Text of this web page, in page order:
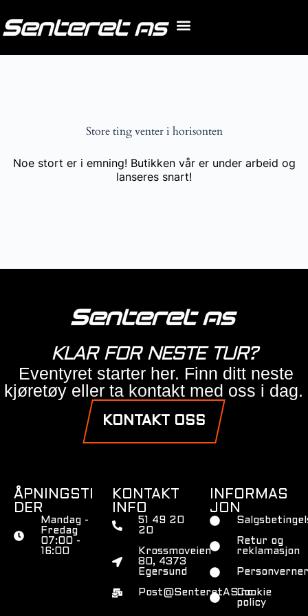
Store ting venter i horisonten
Noe stort er i emning! Butikken vår er under arbeid og
lanseres snart!
KLAR FOR NESTE TUR?
Eventyret starter her. Finn ditt neste
kjøretøy eller ta kontakt med oss i dag.
KONTAKT OSS
ÅPNINGSTI
DER
Mandag -
Fredag
07:00 -
16:00
KONTAKT
INFO
51 49 20
20
Krossmoveien
80, 4373
Egersund
Post@SenteretAS.no
INFORMAS
JON
Retur og
reklamasjon
Cookie
policy